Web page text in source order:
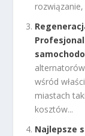
wśród
miastach
kosztów...
Najlepsze